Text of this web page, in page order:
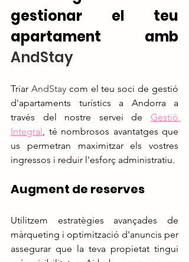
gestionar el teu
AndStay
Triar AndStay com el teu soci de gestió
d'apartaments turístics a Andorra a
través del nostre servei de Gestió
Integral, té nombrosos avantatges que
us permetran maximitzar els vostres
ingressos i reduir l'esforç administratiu.
Augment de reserves
Utilitzem estratègies avançades de
màrqueting i optimització d'anuncis per
assegurar que la teva propietat tingui